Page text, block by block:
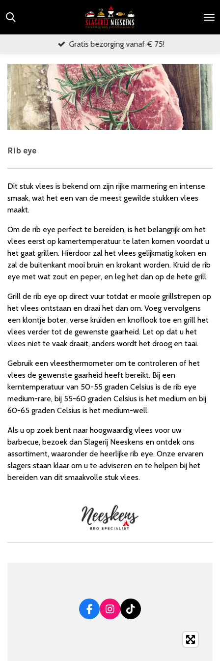
direct
naar
Gratis bezorging vanaf € 75!
Rib eye
Dit stuk vlees is bekend om zijn rijke marmering en intense
smaak, wat het een van de meest gewilde stukken vlees
maakt.
Om de rib eye perfect te bereiden, is het belangrijk om het
vlees eerst op kamertemperatuur te laten komen voordat u
het gaat grillen. Hierdoor zal het vlees gelijkmatig koken en
zal de buitenkant mooi bruin en krokant worden. Kruid de rib
eye met wat zout en peper, en leg het dan op de hete grill.
Grill de rib eye op direct vuur totdat er mooie grillstrepen op
het vlees ontstaan en draai het dan om. Voeg vervolgens
een klontje boter, verse kruiden en knoflook toe en grill het
vlees verder tot de gewenste gaarheid. Let op dat u het
vlees niet te vaak draait, anders wordt het droog en taai.
Gebruik een vleesthermometer om te controleren of het
vlees de gewenste gaarheid heeft bereikt. Bij een
kerntemperatuur van 50-55 graden Celsius is de rib eye
medium-rare, bij 55-60 graden Celsius is het medium en bij
60-65 graden Celsius is het medium-well.
Als u op zoek bent naar hoogwaardig vlees voor uw
barbecue, bezoek dan Slagerij Neeskens en ontdek ons
assortiment, waaronder de heerlijke rib eye. Onze ervaren
slagers staan klaar om u te adviseren en te helpen bij het
bereiden van dit smaakvolle stuk vlees.
F
a
I
n
T
i